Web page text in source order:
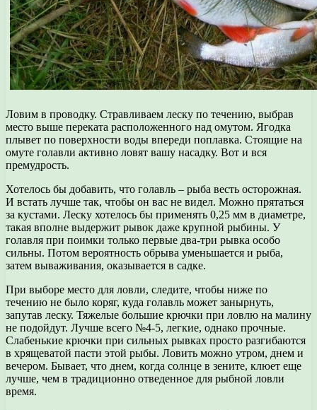
Ловим в проводку. Стравливаем леску по течению, выбрав
место выше переката расположенного над омутом. Ягодка
плывет по поверхности воды впереди поплавка. Стоящие на
омуте голавли активно ловят вашу насадку. Вот и вся
премудрость.
Хотелось бы добавить, что голавль – рыба весть осторожная.
И встать лучше так, чтобы он вас не видел. Можно прятаться
за кустами. Леску хотелось бы применять 0,25 мм в диаметре,
такая вполне выдержит рывок даже крупной рыбины. У
голавля при поимки только первые два-три рывка особо
сильны. Потом вероятность обрыва уменьшается и рыба,
затем вываживания, оказывается в садке.
При выборе место для ловли, следите, чтобы ниже по
течению не было коряг, куда голавль может занырнуть,
запутав леску. Тяжелые большие крючки при ловлю на малину
не подойдут. Лучше всего №4-5, легкие, однако прочные.
Слабенькие крючки при сильных рывках просто разгибаются
в хрящеватой пасти этой рыбы. Ловить можно утром, днем и
вечером. Бывает, что днем, когда солнце в зените, клюет еще
лучше, чем в традиционно отведенное для рыбной ловли
время.